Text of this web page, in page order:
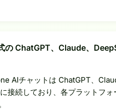
の ChatGPT、Claude、
AIチャットは ChatGPT、
接続しており、各プラットフ